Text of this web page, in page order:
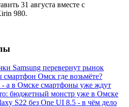
31 августа вместе с
980.
Samsung перевернут рынок
Омск где возьмёте?
- а в Омске смартфоны уже ждут
бюджетный монстр уже в Омске
S22 без One UI 8.5 - в чём дело